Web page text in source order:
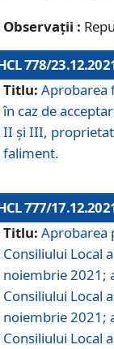
Observații :
778/
Titlu: Aprobarea
în caz de
II și III,
faliment.
777/
Titlu: Aprobarea
Consiliului Local
noiembrie 2021;
Consiliului Local
noiembrie 2021;
Consiliului Local